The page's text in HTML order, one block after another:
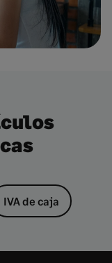
IVA de caja